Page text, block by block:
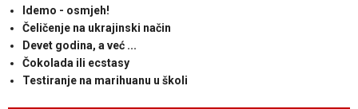
Idemo - osmjeh!
Čeličenje na ukrajinski način
Devet godina, a već ...
Čokolada ili ecstasy
Testiranje na marihuanu u školi